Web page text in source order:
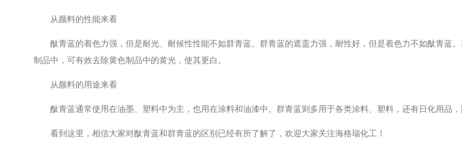
从颜料的性能来看
酞青蓝的着色力强，但是耐光、耐候性性能不如群青蓝。群青蓝的遮盖力强，耐性好，但是着色力不如酞青蓝
制品中，可有效去除黄色制品中的黄光，使其更白。
从颜料的用途来看
酞青蓝通常使用在油墨、塑料中为主，也用在涂料和油漆中。群青蓝则多用于各类涂料、塑料，还有日化用品，
看到这里，相信大家对酞青蓝和群青蓝的区别已经有所了解了，欢迎大家关注海格瑞化工！